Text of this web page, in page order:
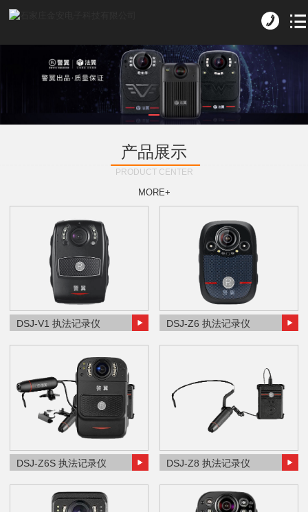
产品展示
PRODUCT CENTER
MORE+
DSJ-V1 执法记录仪 DSJ-Z6 执法记录仪
DSJ-Z6S 执法记录仪 DSJ-Z8 执法记录仪